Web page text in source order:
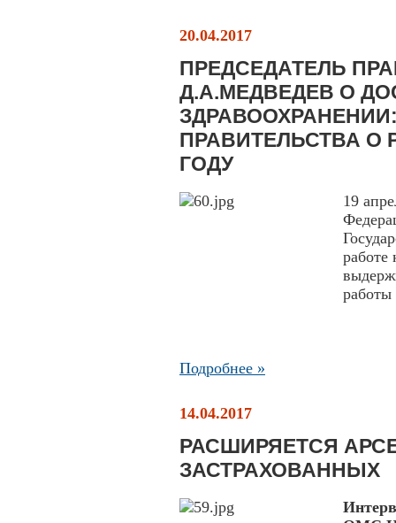
20.04.2017
ПРЕДСЕДАТЕЛЬ
Д.А.МЕДВЕДЕВ О
ПРАВИТЕЛЬСТВА О
ГОДУ
19
работы
Подробнее »
14.04.2017
РАСШИРЯЕТСЯ
ЗАСТРАХОВАННЫХ